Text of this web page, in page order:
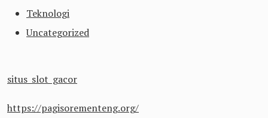
Teknologi
Uncategorized
situs slot gacor
https://pagisorementeng.org/